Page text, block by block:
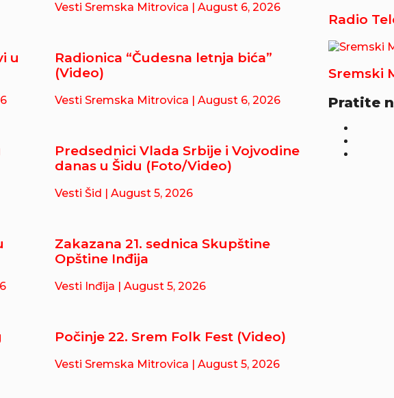
Vesti Sremska Mitrovica | August 6, 2026
u
Radionica “Čudesna letnja bića”
(Video)
Vesti Sremska Mitrovica | August 6, 2026
Predsednici Vlada Srbije i Vojvodine
danas u Šidu (Foto/Video)
Vesti Šid | August 5, 2026
Zakazana 21. sednica Skupštine
Opštine Inđija
Vesti Inđija | August 5, 2026
Počinje 22. Srem Folk Fest (Video)
Vesti Sremska Mitrovica | August 5, 2026
Radio
Sremski
Pratite